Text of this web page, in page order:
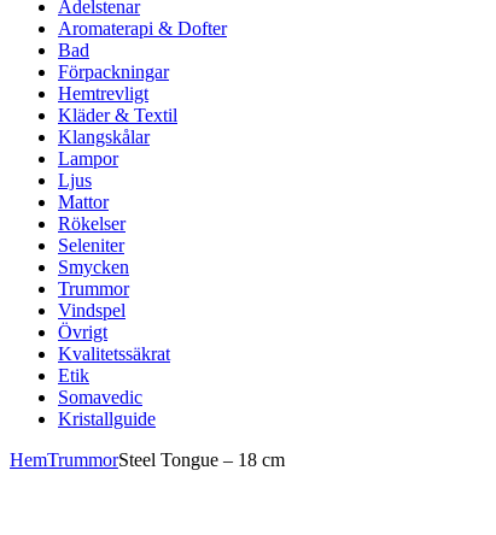
Ädelstenar
Aromaterapi & Dofter
Bad
Förpackningar
Hemtrevligt
Kläder & Textil
Klangskålar
Lampor
Ljus
Mattor
Rökelser
Seleniter
Smycken
Trummor
Vindspel
Övrigt
Kvalitetssäkrat
Etik
Somavedic
Kristallguide
HemTrummorSteel Tongue – 18 cm